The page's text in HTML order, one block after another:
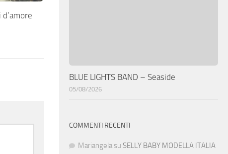
d’amore
BLUE LIGHTS BAND – Seaside
05/08/2026
COMMENTI RECENTI
Mariangela su SELLY BABY MODELLA ITALIA